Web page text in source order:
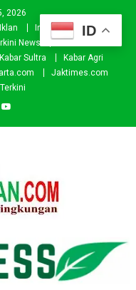
2026
Investor
Donasi
News
Kabar.id
Kabar Sultra
Kabar Agri
Jaktimes.com
Terkini
ID